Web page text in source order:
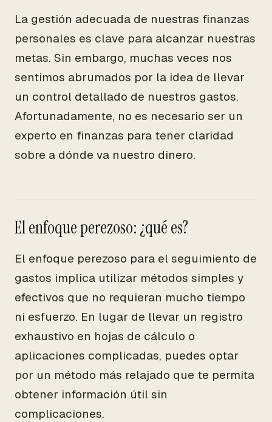
La gestión adecuada de nuestras finanzas
personales es clave para alcanzar nuestras
metas. Sin embargo, muchas veces nos
sentimos abrumados por la idea de llevar
un control detallado de nuestros gastos.
Afortunadamente, no es necesario ser un
experto en finanzas para tener claridad
sobre a dónde va nuestro dinero.
El enfoque perezoso: ¿qué es?
El enfoque perezoso para el seguimiento de
gastos implica utilizar métodos simples y
efectivos que no requieran mucho tiempo
ni esfuerzo. En lugar de llevar un registro
exhaustivo en hojas de cálculo o
aplicaciones complicadas, puedes optar
por un método más relajado que te permita
obtener información útil sin
complicaciones.